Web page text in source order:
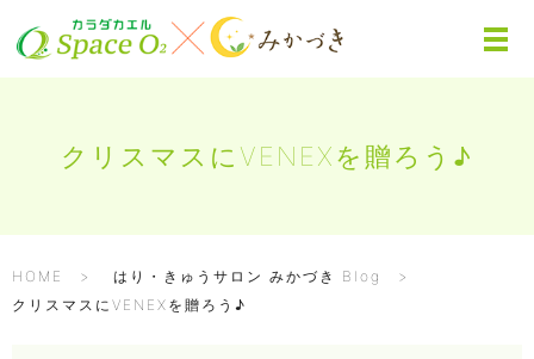
クリスマスにVENEXを贈ろう♪
HOME
はり・きゅうサロン みかづき Blog
クリスマスにVENEXを贈ろう♪